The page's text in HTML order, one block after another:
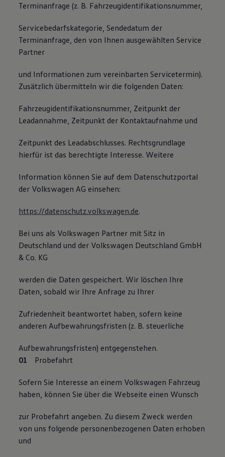
Terminanfrage (z. B. Fahrzeugidentifikationsnummer,
Servicebedarfskategorie, Sendedatum der
Terminanfrage, den von Ihnen ausgewählten Service
Partner
und Informationen zum vereinbarten Servicetermin).
Zusätzlich übermitteln wir die folgenden Daten:
Fahrzeugidentifikationsnummer, Zeitpunkt der
Leadannahme, Zeitpunkt der Kontaktaufnahme und
Zeitpunkt des Leadabschlusses. Rechtsgrundlage
hierfür ist das berechtigte Interesse. Weitere
Information können Sie auf dem Datenschutzportal
der Volkswagen AG einsehen:
https://datenschutz.volkswagen.de.
Bei uns als Volkswagen Partner mit Sitz in
Deutschland und der Volkswagen Deutschland GmbH
& Co. KG
werden die Daten gespeichert. Wir löschen Ihre
Daten, sobald wir Ihre Anfrage zu Ihrer
Zufriedenheit beantwortet haben, sofern keine
anderen Aufbewahrungsfristen (z. B. steuerliche
Aufbewahrungsfristen) entgegenstehen.
Probefahrt
Sofern Sie Interesse an einem Volkswagen Fahrzeug
haben, können Sie über die Webseite einen Wunsch
zur Probefahrt angeben. Zu diesem Zweck werden
von uns folgende personenbezogenen Daten erhoben
und